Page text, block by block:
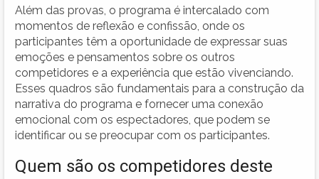
Além das provas, o programa é intercalado com
momentos de reflexão e confissão, onde os
participantes têm a oportunidade de expressar suas
emoções e pensamentos sobre os outros
competidores e a experiência que estão vivenciando.
Esses quadros são fundamentais para a construção da
narrativa do programa e fornecer uma conexão
emocional com os espectadores, que podem se
identificar ou se preocupar com os participantes.
Quem são os competidores deste